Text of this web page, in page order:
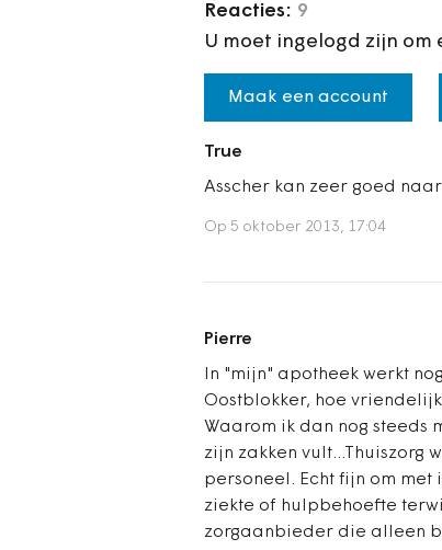
Reacties: 9
U moet ingelogd zijn
Maak een account
True
Asscher kan zeer goed
Op 5 oktober 2013, 17:04
Pierre
In "mijn" apotheek werkt
Oostblokker, hoe
Waarom ik dan nog
zijn zakken vult...Thuiszorg
personeel. Echt fijn om
ziekte of hulpbehoefte
zorgaanbieder die alleen